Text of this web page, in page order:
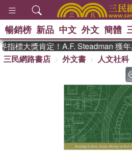
熱搜： 東
、
念華
、 台
孩：黎曼猜
暢銷榜 新品 中文 外文 簡體
標大獎肯定！A.F. Steadman 獲年
三民網路書店
外文書 人文社科